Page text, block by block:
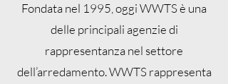
Fondata nel 1995, oggi WWTS è una
delle principali agenzie di
rappresentanza nel settore
dell’arredamento. WWTS rappresenta